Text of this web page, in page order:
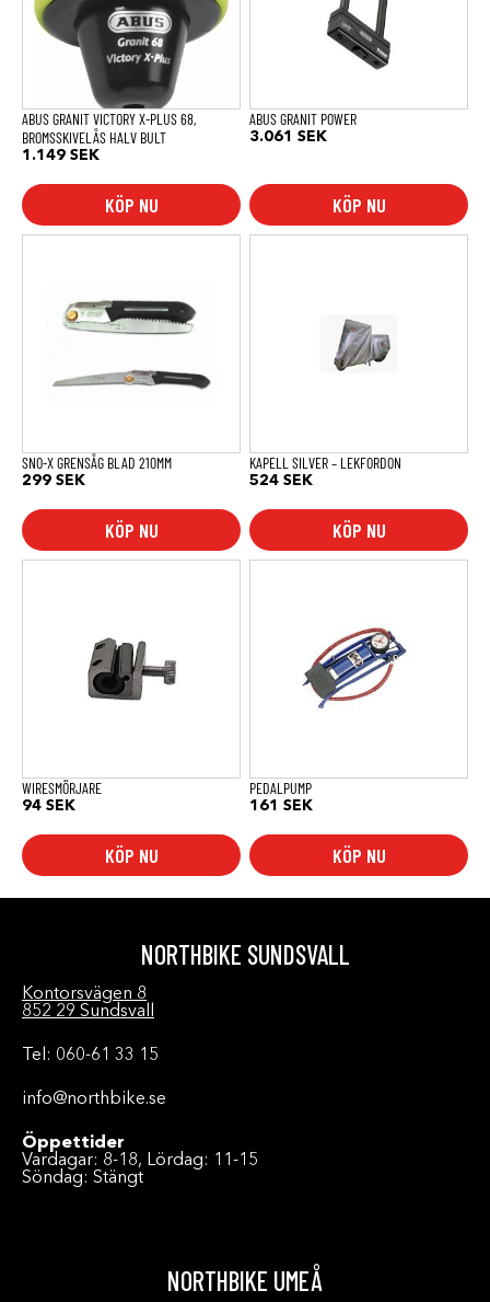
ABUS GRANIT VICTORY X-PLUS 68,
BROMSSKIVELÅS HALV BULT
1.149 SEK
KÖP NU
ABUS GRANIT POWER
3.061 SEK
KÖP NU
SNO-X GRENSÅG BLAD 210MM
299 SEK
KÖP NU
KAPELL SILVER – LEKFORDON
524 SEK
KÖP NU
WIRESMÖRJARE
94 SEK
KÖP NU
PEDALPUMP
161 SEK
KÖP NU
NORTHBIKE SUNDSVALL
Kontorsvägen 8
852 29 Sundsvall
Tel: 060-61 33 15
info@northbike.se
Öppettider
Vardagar: 8-18, Lördag: 11-15
Söndag: Stängt
NORTHBIKE UMEÅ